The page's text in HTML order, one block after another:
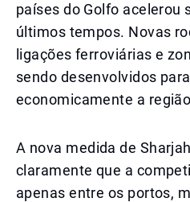
países do Golfo
últimos tempos. Novas
ligações ferroviárias e
sendo desenvolvidos
economicamente a
A nova medida de
claramente que a
apenas entre os portos,